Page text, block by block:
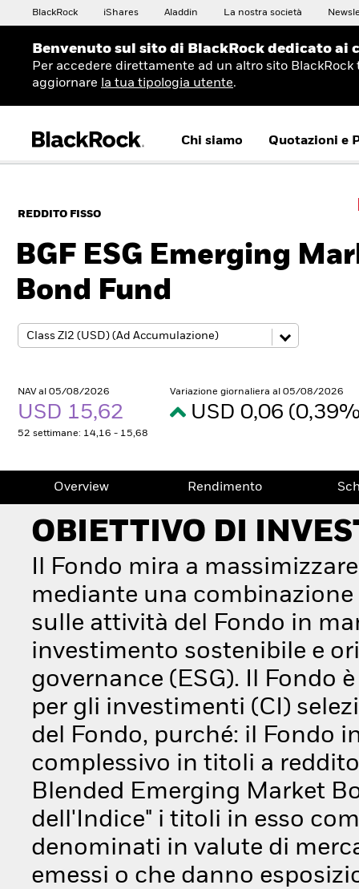
BlackRock iShares Aladdin La nostra società
Benvenuto sul sito di BlackRock dedicato
Per accedere direttamente ad un altro sito
aggiornare
la tua tipologia utente.
Chi siamo Quotazioni e
REDDITO FISSO
BGF ESG Emerging
Bond Fund
NAV al 05/08/2026
USD 15,62
52 settimane: 14,16 - 15,68
Variazione giornaliera al 05/08/2026
USD 0,06
Overview Rendimento
OBIETTIVO DI
Il Fondo mira a
mediante una
sulle attività del Fondo in
investimento sostenibile e
governance (ESG). Il Fondo
per gli investimenti (CI)
del Fondo, purché: il Fondo
complessivo in titoli a
Blended Emerging Market
dell'Indice" i titoli in esso
denominati in valute di
emessi o che danno